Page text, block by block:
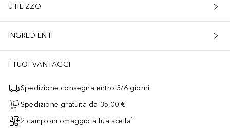
UTILIZZO
INGREDIENTI
I TUOI VANTAGGI
Spedizione consegna entro 3/6 giorni
Spedizione gratuita da 35,00 €
2 campioni omaggio a tua scelta¹